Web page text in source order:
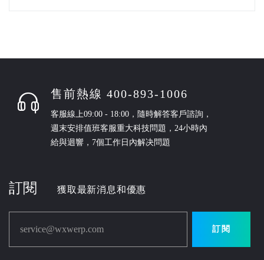
售前熱線 400-893-1006
客服線上09:00 - 18:00，隨時解答客戶諮詢，
週末安排值班客服重大科技問題，24小時內
給與迴響，7個工作日內解决問題
訂閱 獲取最新消息和優惠
service@wxwerp.com 訂閱